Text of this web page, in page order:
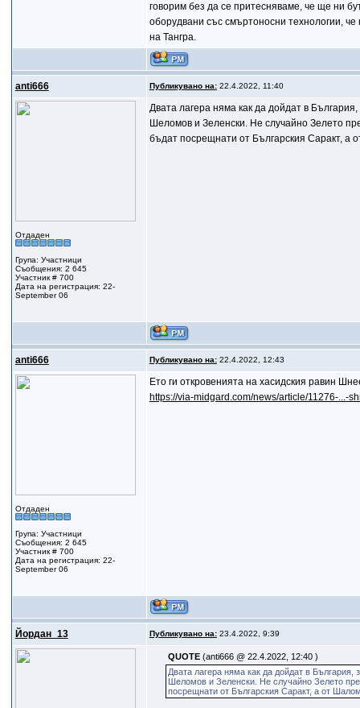
говорим без да се притесняваме, че ще ни
оборудвани със смъртоносни технологии,
на Тангра.
anti666 Публикувано на:22.4.2022, 11:40
Отдаден
Група: Участници
Съобщения: 2 645
Участник # 700
Дата на регистрация: 22-
September 06
Двата лагера няма как да дойдат в
Шеломов и Зеленски. Не случайно Зелето
бъдат посрещнати от Българския Саракт, а
anti666 Публикувано на:22.4.2022, 12:43
Отдаден
Група: Участници
Съобщения: 2 645
Участник # 700
Дата на регистрация: 22-
September 06
Ето ги откровенията на хасидския равин
https://via-midgard.com/news/article/11276-...-
Йордан_13 Публикувано на:23.4.2022, 9:39
QUOTE (anti666 @ 22.4.2022, 12:40 )
Двата лагера няма как да дойдат в
Шеломов и Зеленски. Не случайно Зелето
посрещнати от Българския Саракт, а от